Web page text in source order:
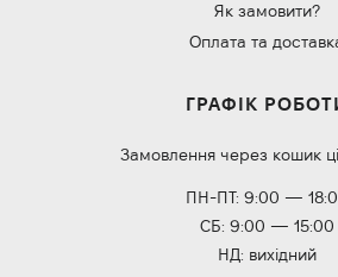
Як замовити?
Оплата та
ГРАФІК
Замовлення через кошик
ПН-ПТ: 9:00 —
СБ: 9:00 — 15:00
НД: вихідний